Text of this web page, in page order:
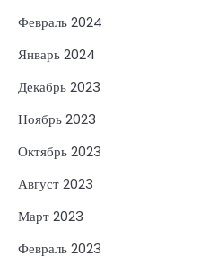
Февраль 2024
Январь 2024
Декабрь 2023
Ноябрь 2023
Октябрь 2023
Август 2023
Март 2023
Февраль 2023